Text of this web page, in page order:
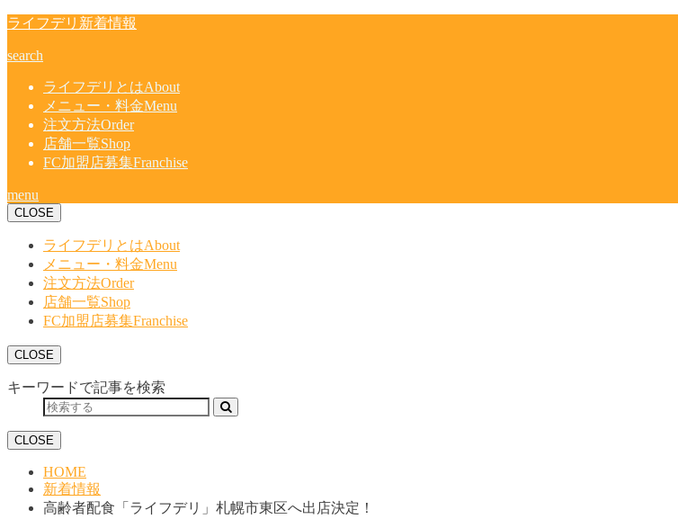
ライフデリ新着情報
search
ライフデリとはAbout
メニュー・料金Menu
注文方法Order
店舗一覧Shop
FC加盟店募集Franchise
menu
CLOSE
ライフデリとはAbout
メニュー・料金Menu
注文方法Order
店舗一覧Shop
FC加盟店募集Franchise
CLOSE
キーワードで記事を検索
CLOSE
HOME
新着情報
高齢者配食「ライフデリ」札幌市東区へ出店決定！